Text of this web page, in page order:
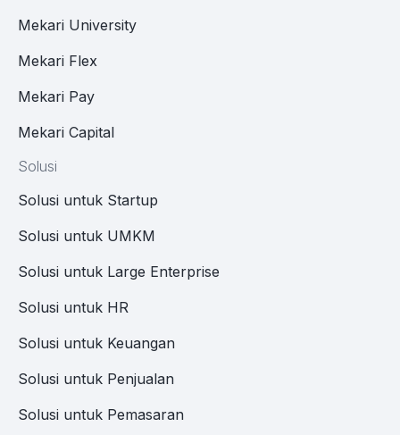
Mekari University
Mekari Flex
Mekari Pay
Mekari Capital
Solusi
Solusi untuk Startup
Solusi untuk UMKM
Solusi untuk Large Enterprise
Solusi untuk HR
Solusi untuk Keuangan
Solusi untuk Penjualan
Solusi untuk Pemasaran